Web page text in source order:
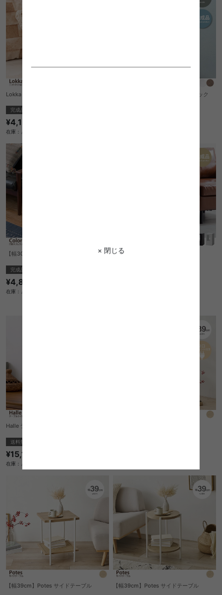
× 閉じる
Lokka ニットクッション
完成品
¥4,150
在庫：△
【幅40cm】Colorno 2段スリムラック
【幅30cm】Colorno 2段スリムラック
完成品
¥4,850
在庫：△
【幅28cm】Cell サイドテーブル
Halle テーブルライト
送料無料
¥15,180
在庫：△
【幅39cm】Potes サイドテーブル 【幅39cm】Potes サイドテーブル